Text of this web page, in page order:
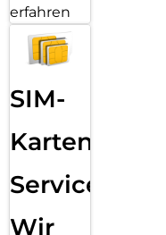
erfahren
SIM-
Karten
Service:
Wir